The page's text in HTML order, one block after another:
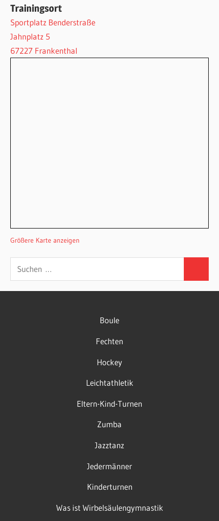
Trainingsort
Sportplatz Benderstraße
Jahnplatz 5
67227 Frankenthal
Größere Karte anzeigen
Suchen
nach:
Boule
Fechten
Hockey
Leichtathletik
Eltern-Kind-Turnen
Zumba
Jazztanz
Jedermänner
Kinderturnen
Was ist Wirbelsäulengymnastik